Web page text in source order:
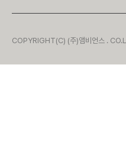
COPYRIGHT(C) (주)앰비언스 .